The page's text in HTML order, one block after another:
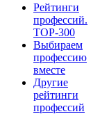
Рейтинги
профессий.
TOP-300
Выбираем
профессию
вместе
Другие
рейтинги
профессий